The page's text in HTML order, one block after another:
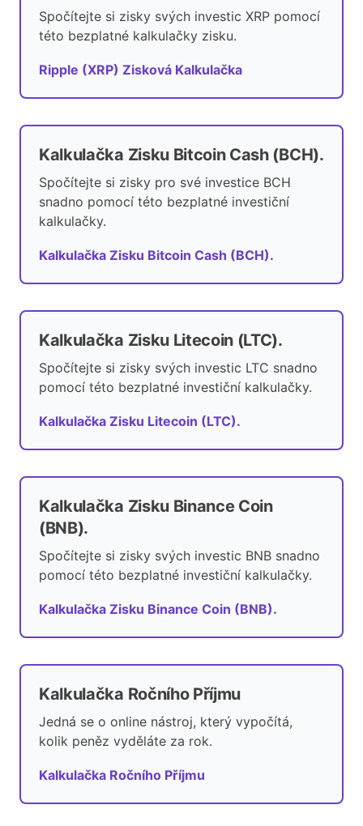
Spočítejte si zisky svých investic XRP pomocí
této bezplatné kalkulačky zisku.
Ripple (XRP) Zisková Kalkulačka
Kalkulačka Zisku Bitcoin Cash (BCH).
Spočítejte si zisky pro své investice BCH
snadno pomocí této bezplatné investiční
kalkulačky.
Kalkulačka Zisku Bitcoin Cash (BCH).
Kalkulačka Zisku Litecoin (LTC).
Spočítejte si zisky svých investic LTC snadno
pomocí této bezplatné investiční kalkulačky.
Kalkulačka Zisku Litecoin (LTC).
Kalkulačka Zisku Binance Coin
(BNB).
Spočítejte si zisky svých investic BNB snadno
pomocí této bezplatné investiční kalkulačky.
Kalkulačka Zisku Binance Coin (BNB).
Kalkulačka Ročního Příjmu
Jedná se o online nástroj, který vypočítá,
kolik peněz vyděláte za rok.
Kalkulačka Ročního Příjmu